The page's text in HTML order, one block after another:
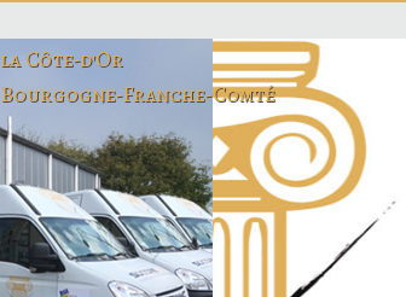
la Côte-d'Or
Bourgogne-Franche-Comté